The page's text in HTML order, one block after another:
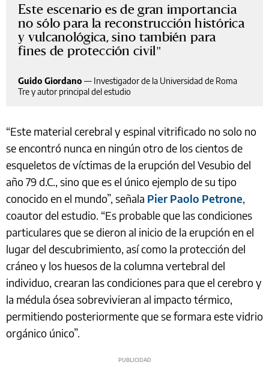
Este escenario es de gran importancia
no sólo para la reconstrucción histórica
y vulcanológica, sino también para
fines de protección civil
Guido Giordano — Investigador de la Universidad de Roma
Tre y autor principal del estudio
“Este material cerebral y espinal vitrificado no solo no
se encontró nunca en ningún otro de los cientos de
esqueletos de víctimas de la erupción del Vesubio del
año 79 d.C., sino que es el único ejemplo de su tipo
conocido en el mundo”, señala Pier Paolo Petrone,
coautor del estudio. “Es probable que las condiciones
particulares que se dieron al inicio de la erupción en el
lugar del descubrimiento, así como la protección del
cráneo y los huesos de la columna vertebral del
individuo, crearan las condiciones para que el cerebro y
la médula ósea sobrevivieran al impacto térmico,
permitiendo posteriormente que se formara este vidrio
orgánico único”.